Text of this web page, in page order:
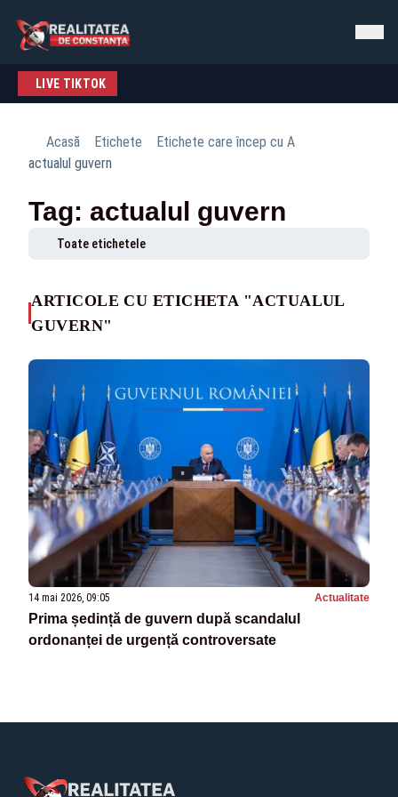
LIVE TIKTOK
Acasă Etichete
Etichete care încep cu A
actualul guvern
Tag: actualul guvern
Toate etichetele
ARTICOLE CU ETICHETA "ACTUALUL
GUVERN"
14 mai 2026, 09:05 Actualitate
Prima ședință de guvern după scandalul
ordonanței de urgență controversate